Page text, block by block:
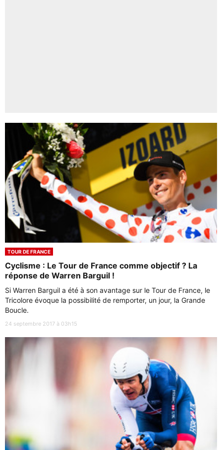
TOUR DE FRANCE
Cyclisme : Le Tour de France comme objectif ? La
réponse de Warren Barguil !
Si Warren Barguil a été à son avantage sur le Tour de France, le
Tricolore évoque la possibilité de remporter, un jour, la Grande
Boucle.
24 septembre 2017 à 03h15